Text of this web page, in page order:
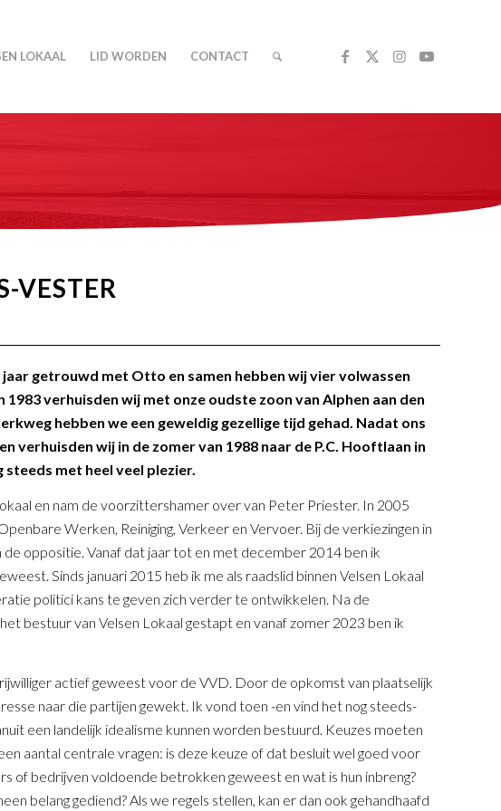
LOKAAL LID WORDEN CONTACT
VESTER
jaar getrouwd met Otto en samen hebben wij vier volwassen
1983 verhuisden wij met onze oudste zoon van Alphen aan den
hebben we een geweldig gezellige tijd gehad. Nadat ons
verhuisden wij in de zomer van 1988 naar de P.C. Hooftlaan in
met heel veel plezier.
en nam de voorzittershamer over van Peter Priester. In 2005
Werken, Reiniging, Verkeer en Vervoer. Bij de verkiezingen in
de oppositie. Vanaf dat jaar tot en met december 2014 ben ik
Sinds januari 2015 heb ik me als raadslid binnen Velsen Lokaal
politici kans te geven zich verder te ontwikkelen. Na de
bestuur van Velsen Lokaal gestapt en vanaf zomer 2023 ben ik
actief geweest voor de VVD. Door de opkomst van plaatselijk
naar die partijen gewekt. Ik vond toen -en vind het nog steeds-
een landelijk idealisme kunnen worden bestuurd. Keuzes moeten
aantal centrale vragen: is deze keuze of dat besluit wel goed voor
of bedrijven voldoende betrokken geweest en wat is hun inbreng?
belang gediend? Als we regels stellen, kan er dan ook gehandhaafd